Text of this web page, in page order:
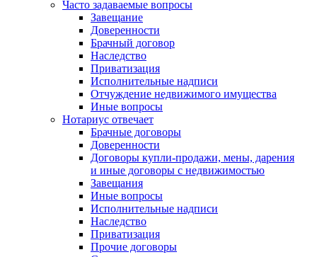
Часто задаваемые вопросы
Завещание
Доверенности
Брачный договор
Наследство
Приватизация
Исполнительные надписи
Отчуждение недвижимого имущества
Иные вопросы
Нотариус отвечает
Брачные договоры
Доверенности
Договоры купли-продажи, мены, дарения
и иные договоры с недвижимостью
Завещания
Иные вопросы
Исполнительные надписи
Наследство
Приватизация
Прочие договоры